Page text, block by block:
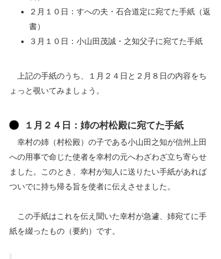
２月１０日：すへの夫・石合道定に宛てた手紙（返
書）
３月１０日：小山田茂誠・之知父子に宛てた手紙
上記の手紙のうち、１月２４日と２月８日の内容をち
ょっと覗いてみましょう。
１月２４日：姉の村松殿に宛てた手紙
幸村の姉（村松殿）の子である小山田之知が信州上田
への用事で命じた使者を幸村の元へわざわざ立ち寄らせ
ました。このとき、幸村が知人に送りたい手紙があれば
ついでに持ち帰る旨を使者に伝えさせました。
この手紙はこれを伝え聞いた幸村が急遽、姉宛てに手
紙を綴ったもの（要約）です。